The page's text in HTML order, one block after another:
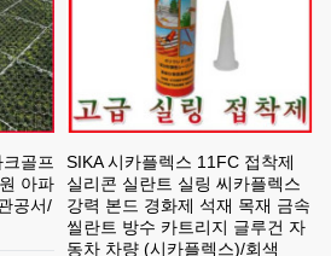
골프
아파
공서/
SIKA 시카플렉스 11FC 접착제
실리콘 실란트 실링 씨카플렉스
강력 본드 경화제 석재 목재 금속
씰란트 방수 카트리지 글루건 자
동차 차량 (시카플렉스)/회색